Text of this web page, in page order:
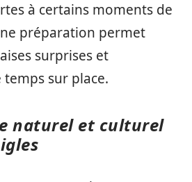
à certains moments de
préparation permet
surprises et
temps sur place.
naturel et culturel